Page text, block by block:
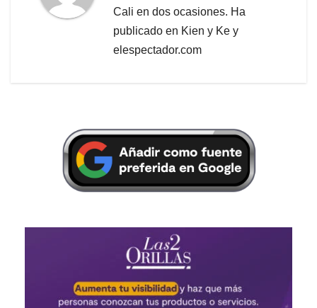
Cali en dos ocasiones. Ha
publicado en Kien y Ke y
elespectador.com